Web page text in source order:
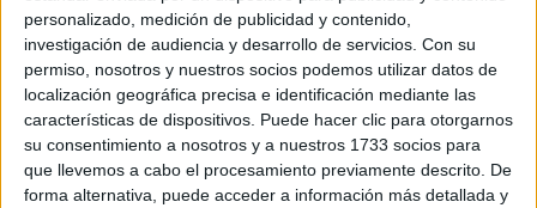
personalizado, medición de publicidad y contenido,
investigación de audiencia y desarrollo de servicios. Con su
permiso, nosotros y nuestros socios podemos utilizar datos de
localización geográfica precisa e identificación mediante las
características de dispositivos. Puede hacer clic para otorgarnos
su consentimiento a nosotros y a nuestros 1733 socios para
que llevemos a cabo el procesamiento previamente descrito. De
forma alternativa, puede acceder a información más detallada y
La festividad de Diwali es muchas veces confundida con el
año nuevo hindú, pero no es así, en la India los seguidores
del Sanatana Dharma o hinduismo celebran el año nuevo
durante el mes de Chaitra (equivalente a marzo/abril). El
año hindú en el que nos encontramos es el Yugabda
5.127.